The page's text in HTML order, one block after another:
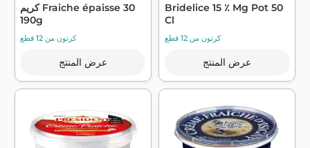
كريم Fraiche épaisse 30
190g
كرتون من 12 قطع
عرض المنتج
Bridelice 15 ٪ Mg Pot 50
Cl
كرتون من 12 قطع
عرض المنتج